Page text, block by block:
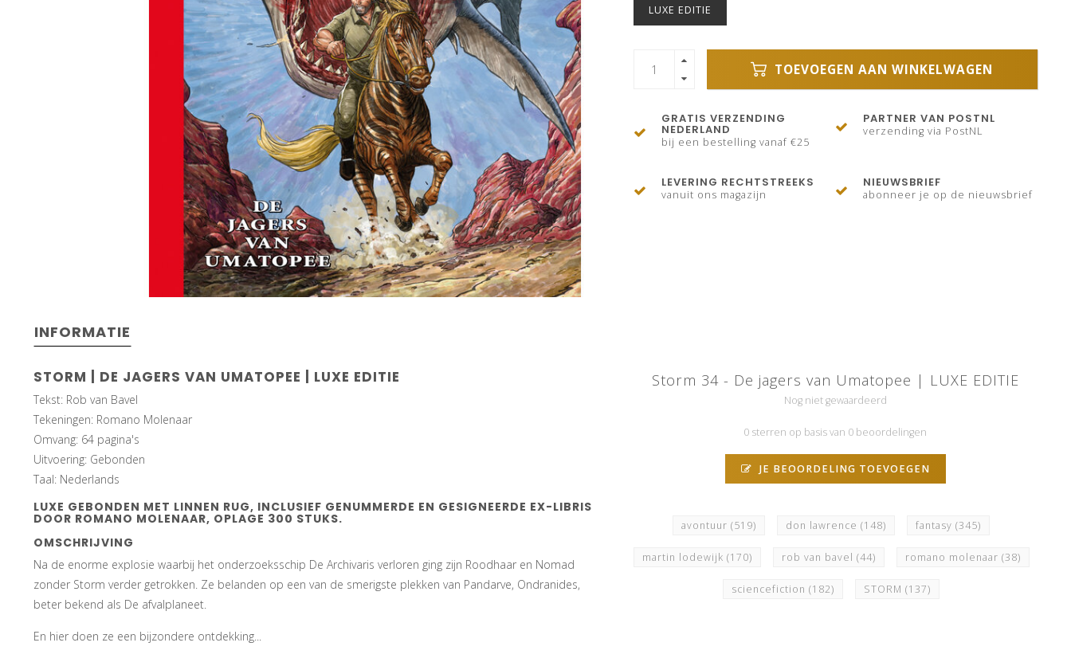
LUXE EDITIE
TOEVOEGEN AAN WINKELWAGEN
GRATIS VERZENDING
NEDERLAND
bij een bestelling vanaf €25
PARTNER VAN POSTNL
verzending via PostNL
LEVERING RECHTSTREEKS
vanuit ons magazijn
NIEUWSBRIEF
abonneer je op de nieuwsbrief
INFORMATIE
STORM | DE JAGERS VAN UMATOPEE | LUXE EDITIE
Tekst: Rob van Bavel
Tekeningen: Romano Molenaar
Omvang: 64 pagina's
Uitvoering: Gebonden
Taal: Nederlands
LUXE GEBONDEN MET LINNEN RUG, INCLUSIEF GENUMMERDE EN GESIGNEERDE EX-LIBRIS
DOOR ROMANO MOLENAAR, OPLAGE 300 STUKS.
OMSCHRIJVING
Na de enorme explosie waarbij het onderzoeksschip De Archivaris verloren ging zijn Roodhaar en Nomad
zonder Storm verder getrokken. Ze belanden op een van de smerigste plekken van Pandarve, Ondranides,
beter bekend als De afvalplaneet.
En hier doen ze een bijzondere ontdekking...
Storm 34 - De jagers van Umatopee | LUXE EDITIE
Nog niet gewaardeerd
0 sterren op basis van 0 beoordelingen
JE BEOORDELING TOEVOEGEN
avontuur(519) don lawrence(148) fantasy(345)
martin lodewijk (170) rob van bavel (44) romano molenaar (38)
sciencefiction(182) STORM(137)